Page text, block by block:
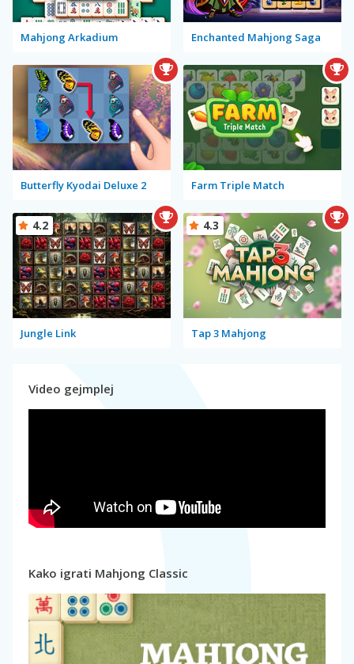
Mahjong Arkadium Enchanted Mahjong Saga
Butterfly Kyodai Deluxe 2 Farm Triple Match
Jungle Link
4.2
Tap 3 Mahjong
4.3
Video gejmplej
Kako igrati Mahjong Classic